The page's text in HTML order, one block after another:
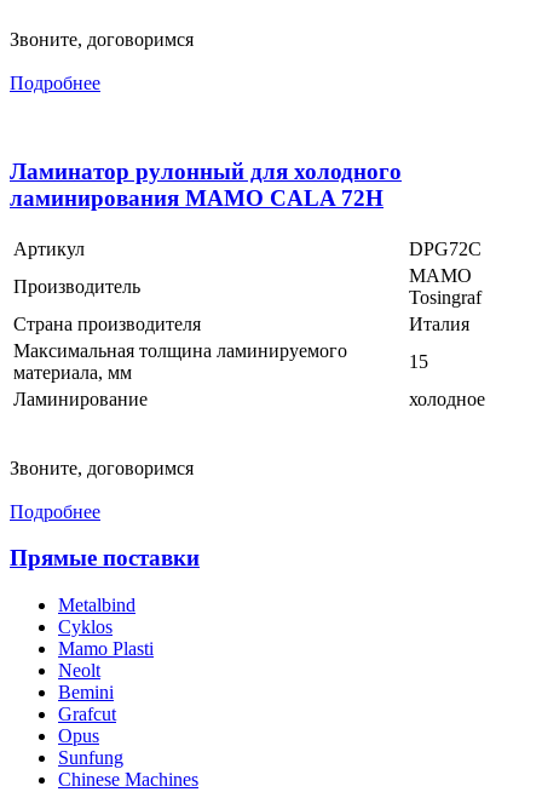
Звоните, договоримся
Подробнее
Ламинатор рулонный для холодного
ламинирования MAMO CALA 72H
Артикул
DPG72C
Производитель
MAMO
Tosingraf
Страна производителя
Италия
Максимальная толщина ламинируемого
материала, мм
15
Ламинирование
холодное
Звоните, договоримся
Подробнее
Прямые поставки
Metalbind
Cyklos
Mamo Plasti
Neolt
Bemini
Grafcut
Opus
Sunfung
Chinese Machines